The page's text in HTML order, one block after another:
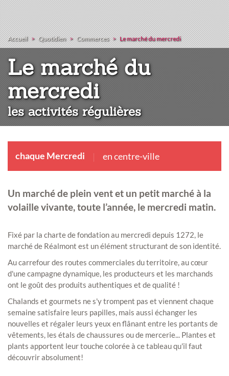
Accueil Quotidien Commerces Le marché du mercredi
Le marché du
mercredi:
les activités régulières
chaque Mercredi en centre-ville
Un marché de plein vent et un petit marché à la
volaille vivante, toute l’année, le mercredi matin.
Fixé par la charte de fondation au mercredi depuis 1272, le
marché de Réalmont est un élément structurant de son identité.
Au carrefour des routes commerciales du territoire, au cœur
d'une campagne dynamique, les producteurs et les marchands
ont le goût des produits authentiques et de qualité !
Chalands et gourmets ne s'y trompent pas et viennent chaque
semaine satisfaire leurs papilles, mais aussi échanger les
nouvelles et régaler leurs yeux en flânant entre les portants de
vêtements, les étals de chaussures ou de mercerie... Plantes et
plants apportent leur touche colorée à ce tableau qu'il faut
découvrir absolument!